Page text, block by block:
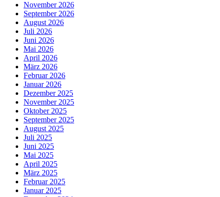
November 2026
September 2026
August 2026
Juli 2026
Juni 2026
Mai 2026
April 2026
März 2026
Februar 2026
Januar 2026
Dezember 2025
November 2025
Oktober 2025
September 2025
August 2025
Juli 2025
Juni 2025
Mai 2025
April 2025
März 2025
Februar 2025
Januar 2025